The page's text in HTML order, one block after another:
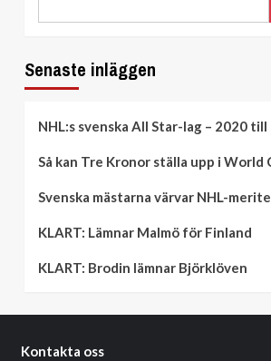
Senaste inläggen
NHL:s svenska All Star-lag – 2020
Så kan Tre Kronor ställa upp i World
Svenska mästarna värvar NHL-
KLART: Lämnar Malmö för Finland
KLART: Brodin lämnar Björklöven
Kontakta oss